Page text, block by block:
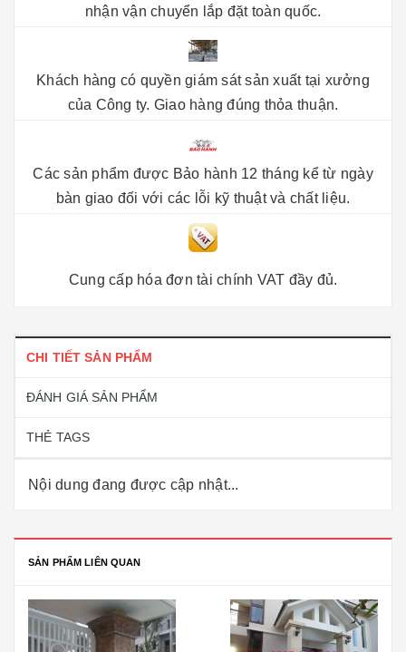
nhận vận chuyển lắp đặt toàn quốc.
Khách hàng có quyền giám sát sản xuất tại xưởng
của Công ty. Giao hàng đúng thỏa thuận.
Các sản phẩm được Bảo hành 12 tháng kể từ ngày
bàn giao đối với các lỗi kỹ thuật và chất liệu.
Cung cấp hóa đơn tài chính VAT đầy đủ.
CHI TIẾT SẢN PHẨM
ĐÁNH GIÁ SẢN PHẨM
THẺ TAGS
Nội dung đang được cập nhật...
SẢN PHẨM LIÊN QUAN